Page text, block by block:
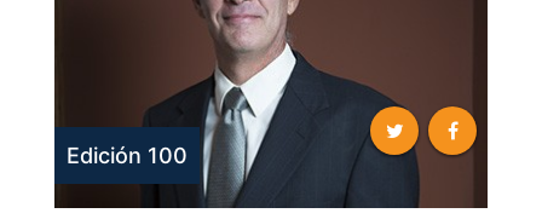
Edición 100